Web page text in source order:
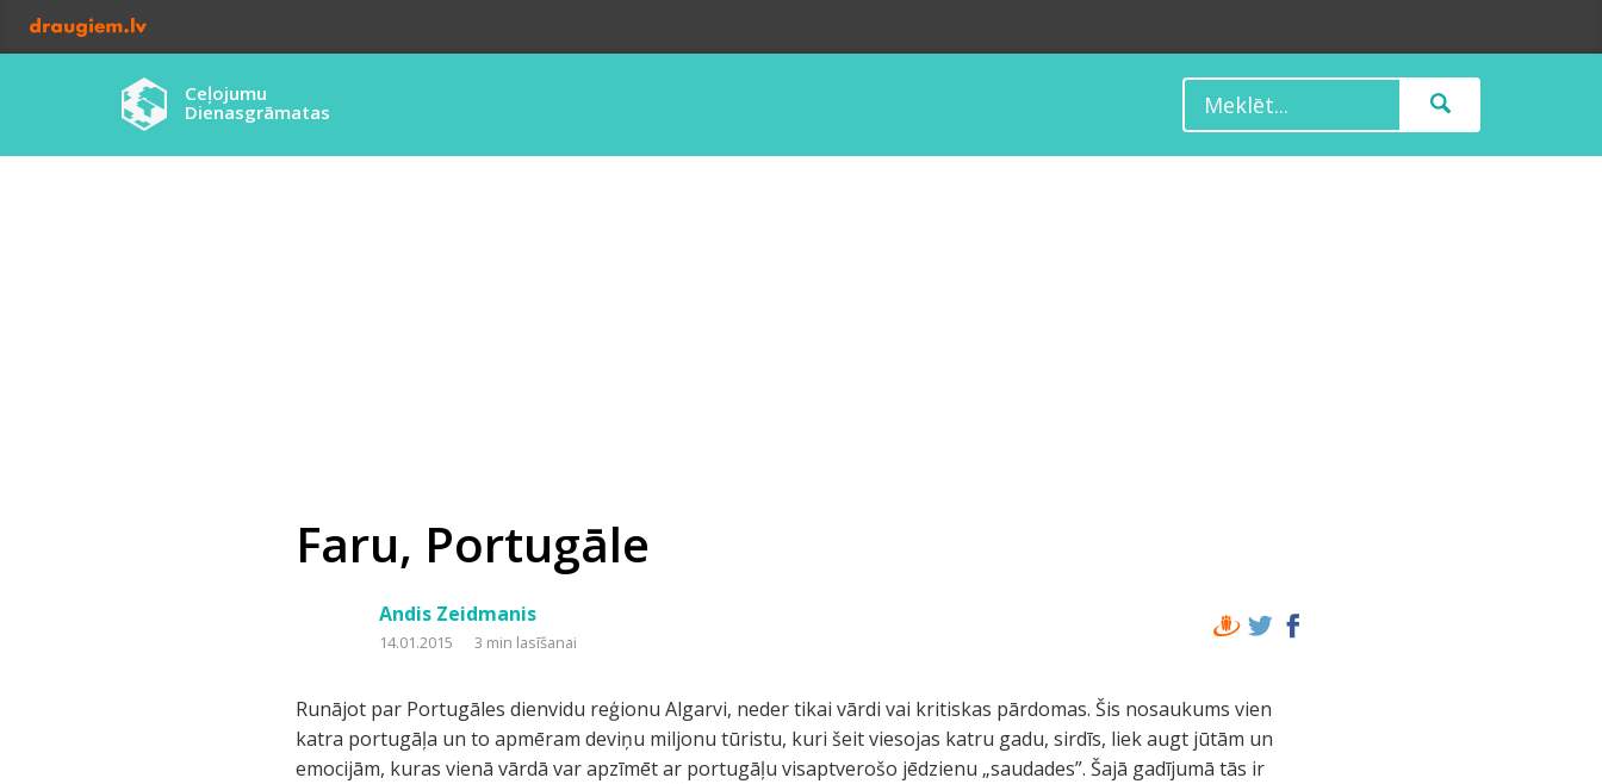
Ceļojumu
Dienasgrāmatas
Faru, Portugāle
Andis Zeidmanis
14.01.2015 3 min lasīšanai
Runājot par Portugāles dienvidu reģionu Algarvi, neder tikai vārdi vai kritiskas pārdomas. Šis nosaukums vien
katra portugāļa un to apmēram deviņu miljonu tūristu, kuri šeit viesojas katru gadu, sirdīs, liek augt jūtām un
emocijām, kuras vienā vārdā var apzīmēt ar portugāļu visaptverošo jēdzienu „saudades”. Šajā gadījumā tās ir